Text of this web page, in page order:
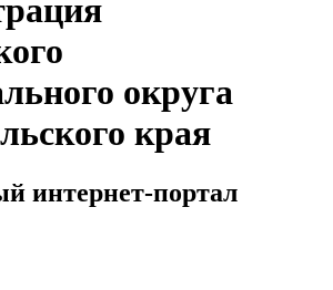
округа
края
интернет-портал